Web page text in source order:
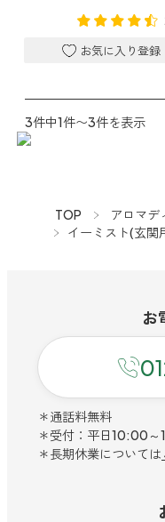
ねむり
どこで
アロ
睡眠用
グッド
ストレ
ルーテ
虫除け
アンチ
(シト
読みもの
採用情報
＊通話料無料
＊長期休業については
3件中1件〜3件を表示
TOP
アロマデ
イーミスト(玄関
お
＊通話料無料
＊受付：平日10:00
＊長期休業については